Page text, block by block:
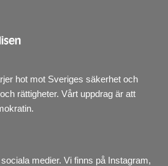
hot mot Sveriges säkerhet och
rättigheter. Vårt uppdrag är att
medier. Vi finns på Instagram,